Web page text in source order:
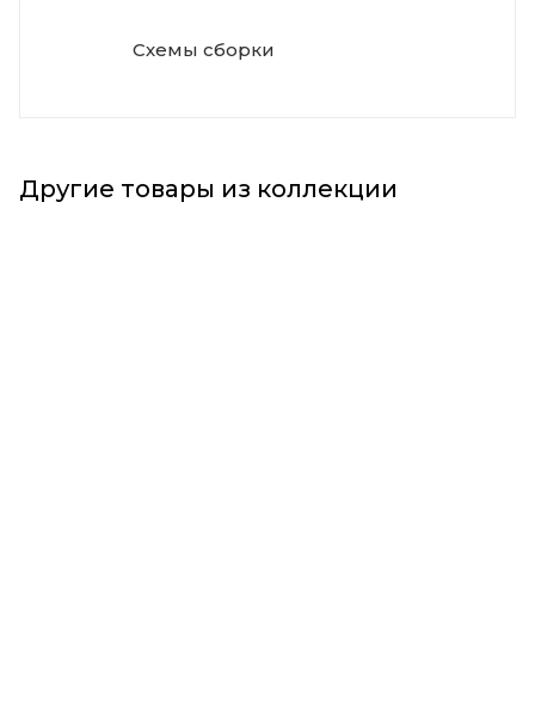
Схемы сборки
Другие товары из коллекции